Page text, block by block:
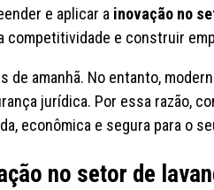
e aplicar a inovação no
e construir
de amanhã. No entanto,
jurídica. Por essa razão,
econômica e segura para o
no setor de